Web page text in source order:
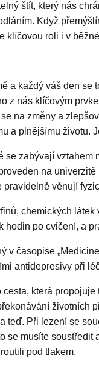
štít, který nás
Když
klíčovou roli i v
a každý váš den
z nás klíčovým
na změny a
a plnějšímu životu.
se zabývají
na
věnují
chemických
hodin po cvičení, a
v časopise
antidepresivy při
která
životních
teď. Při lezení se
se musíte
pod tlakem.